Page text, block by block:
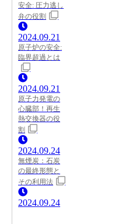
安全: 圧力逃し
弁の役割
2024.09.21
原子炉の安全:
臨界超過とは
2024.09.21
原子力発電の
心臓部！再生
熱交換器の役
割
2024.09.24
無煙炭：石炭
の最終形態と
その利用法
2024.09.24